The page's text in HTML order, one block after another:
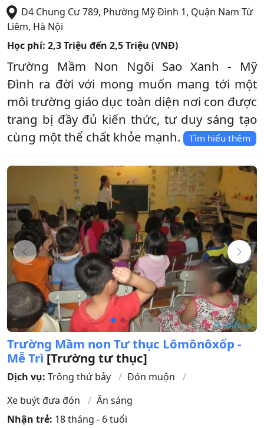
D4 Chung Cư 789, Phường Mỹ Đình 1, Quận Nam Từ
Liêm, Hà Nội
Học phí: 2,3 Triệu đến 2,5 Triệu (VNĐ)
Trường Mầm Non Ngôi Sao Xanh - Mỹ
Đình ra đời với mong muốn mang tới một
môi trường giáo dục toàn diện nơi con được
trang bị đầy đủ kiến thức, tư duy sáng tạo
cùng một thể chất khỏe mạnh.
Tìm hiểu thêm
Trường Mầm non Tư thục Lômônôxốp -
Mễ Trì [Trường tư thục]
Dịch vụ: Trông thứ bảy
Đón muộn
Xe buýt đưa đón
Ăn sáng
Nhận trẻ: 18 tháng - 6 tuổi